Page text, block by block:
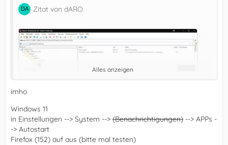
Zitat von dARO
Hallo zusammen,
weiß jemand zufällig, wie ich den OS Autostart im neuen
FF 152 über die:
Alles anzeigen
imho
Windows 11
in Einstellungen --> System --> (Benachrichtigungen) --> APPs -
-> Autostart
Firefox (152) auf aus (bitte mal testen)